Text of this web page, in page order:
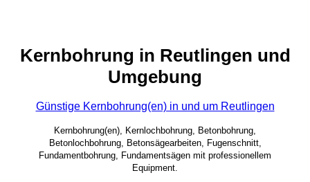
Kernbohrung in Reutlingen und
Umgebung
Günstige Kernbohrung(en) in und um Reutlingen
Kernbohrung(en), Kernlochbohrung, Betonbohrung,
Betonlochbohrung, Betonsägearbeiten, Fugenschnitt,
Fundamentbohrung, Fundamentsägen mit professionellem
Equipment.